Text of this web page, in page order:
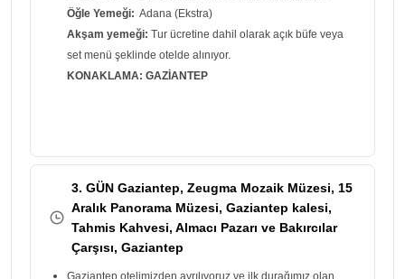
Öğle Yemeği: Adana (Ekstra)
Akşam yemeği: Tur ücretine dahil olarak açık büfe veya
set menü şeklinde otelde alınıyor.
KONAKLAMA: GAZİANTEP
3. GÜN Gaziantep, Zeugma Mozaik Müzesi, 15
Aralık Panorama Müzesi, Gaziantep kalesi,
Tahmis Kahvesi, Almacı Pazarı ve Bakırcılar
Çarşısı, Gaziantep
Gaziantep otelimizden ayrılıyoruz ve ilk durağımız olan